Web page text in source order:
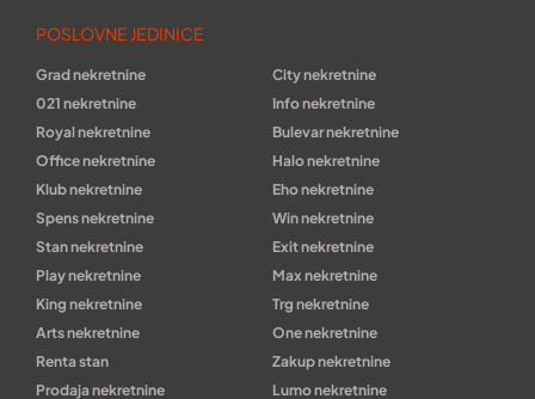
POSLOVNE JEDINICE
Grad nekretnine
City nekretnine
021 nekretnine
Info nekretnine
Royal nekretnine
Bulevar nekretnine
Office nekretnine
Halo nekretnine
Klub nekretnine
Eho nekretnine
Spens nekretnine
Win nekretnine
Stan nekretnine
Exit nekretnine
Play nekretnine
Max nekretnine
King nekretnine
Trg nekretnine
Arts nekretnine
One nekretnine
Renta stan
Zakup nekretnine
Prodaja nekretnine
Lumo nekretnine